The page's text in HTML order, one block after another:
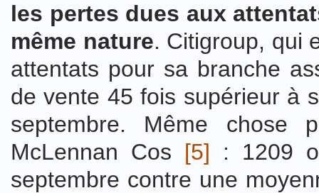
les pertes dues aux
même nature. Citigroup, qui
attentats pour sa branche
de vente 45 fois supérieur à
septembre. Même chose
McLennan Cos [5] : 1209
septembre contre une